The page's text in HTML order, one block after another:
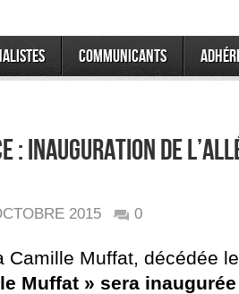
Communicants
: INAUGURATION DE
2015 0
Camille Muffat, décédée
Muffat » sera